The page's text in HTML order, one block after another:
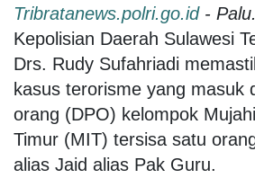
Tribratanews.polri.go.id- Palu.
Kepolisian Daerah Sulawesi
Drs. Rudy Sufahriadi
kasus terorisme yang masuk
orang (DPO) kelompok
Timur (MIT) tersisa satu
alias Jaid alias Pak Guru.